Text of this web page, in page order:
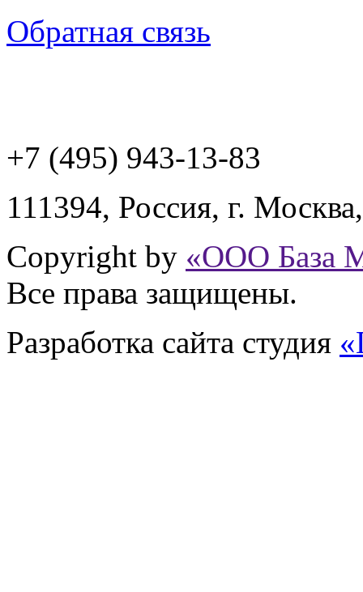
Обратная связь
+7 (495) 943-13-83
111394, Россия, г. Москва
Copyright by «ООО База
Все права защищены.
Разработка сайта студия